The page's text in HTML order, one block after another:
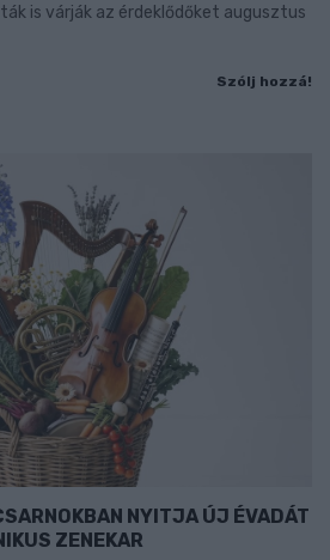
is várják az érdeklődőket augusztus
Szólj hozzá!
NYITJA ÚJ ÉVADÁT
ZENEKAR